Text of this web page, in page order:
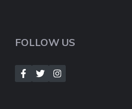
FOLLOW US